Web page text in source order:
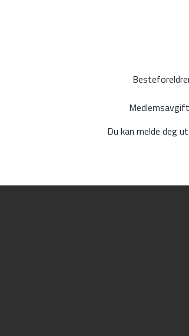
Du kan melde deg